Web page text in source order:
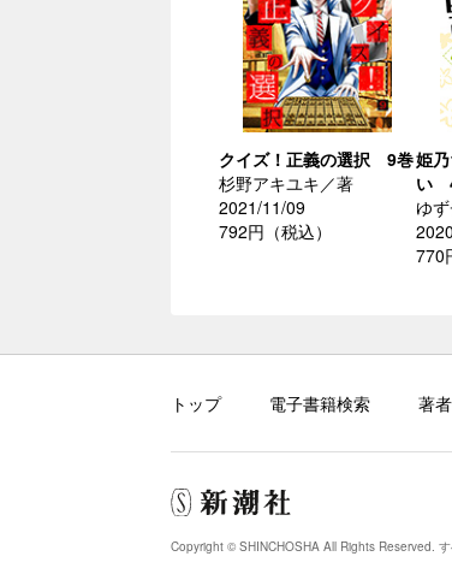
クイズ！正義の選択 9巻
杉野アキユキ／著
2021/11/09
792円（税込）
姫
い
ゆ
770
トップ 電子書籍検索 著
Copyright © SHINCHOSHA All Rights Reserved.